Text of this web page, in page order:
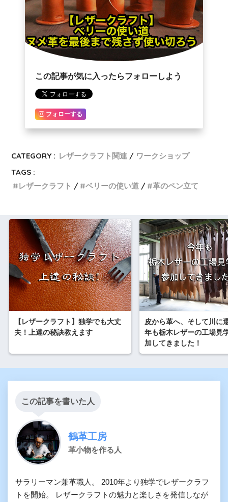
この記事が気に入ったらフォローしよう
フォローする
CATEGORY : レザークラフト関連
ワークショップ
TAGS :
レザークラフト
ベリーの使い道 革のペン立て
【レザークラフト】独学でも大丈
夫！上達の秘訣教えます
皮から革へ、そして川に
年も栃木レザーの工場見
加してきました！
この記事を書いた人
鶴革工房
革小物を作る人
サラリーマン兼革職人。 2010年より独学でレザークラフ
トを開始。 レザークラフトの魅力と楽しさを発信しなが